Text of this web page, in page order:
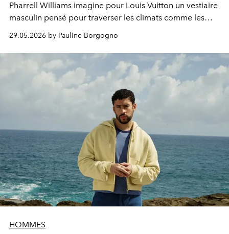
Pharrell Williams imagine pour Louis Vuitton un vestiaire
masculin pensé pour traverser les climats comme les
continents.
29.05.2026 by Pauline Borgogno
HOMMES